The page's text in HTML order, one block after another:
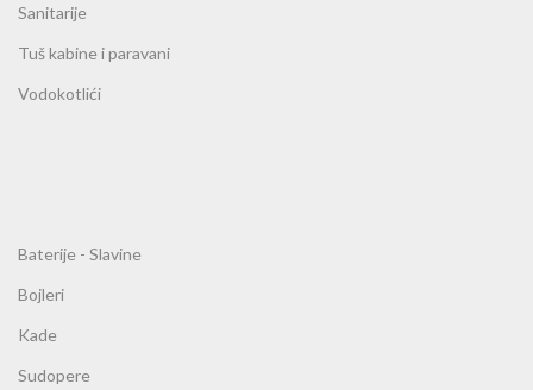
Sanitarije
Tuš kabine i paravani
Vodokotlići
Baterije - Slavine
Bojleri
Kade
Sudopere